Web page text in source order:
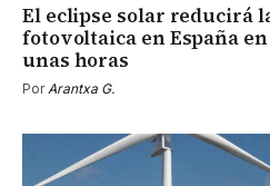
El eclipse solar reducirá
fotovoltaica en España en
unas horas
Por Arantxa G.